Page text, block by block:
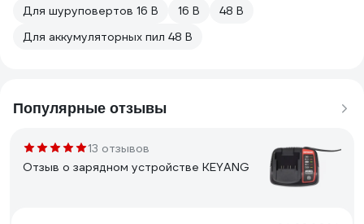
Для шуруповертов 16 В
16 В
48 В
Для аккумуляторных пил 48 В
Популярные отзывы
13 отзывов
Отзыв о зарядном устройстве KEYANG